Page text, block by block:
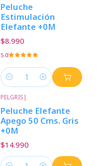
Peluche
Estimulación
Elefante +0M
$8.990
5.0
Cantidad
PELGRIS |
Peluche Elefante
Apego 50 Cms. Gris
+0M
$14.990